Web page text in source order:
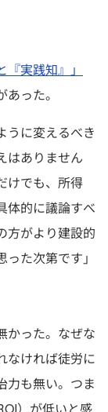
『実践知』」
った。
うに変えるべき
はありません
けでも、所得
体的に議論すべ
方がより建設的
た次第です」
かった。なぜな
なければ徒労に
力も無い。つま